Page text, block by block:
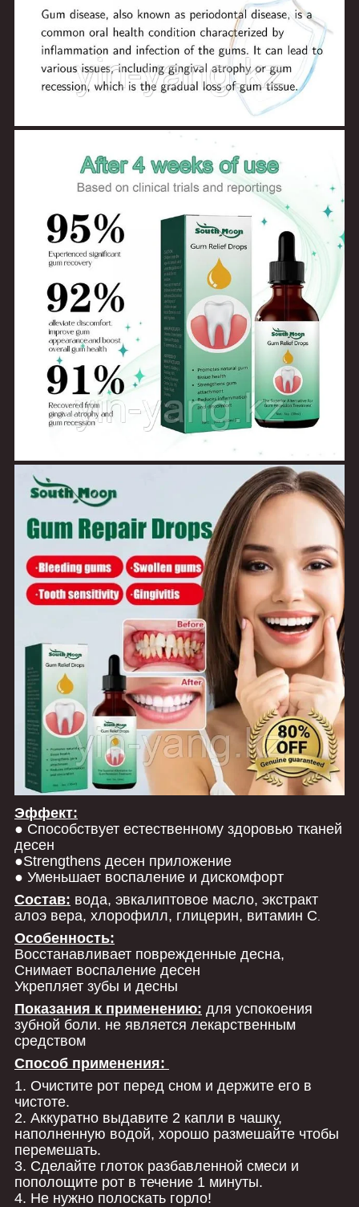
Эффект:
● Способствует естественному здоровью тканей
десен
●Strengthens десен приложение
● Уменьшает воспаление и дискомфорт
Состав: вода, эвкалиптовое масло, экстракт
алоэ вера, хлорофилл, глицерин, витамин С
Особенность:
Восстанавливает поврежденные десна,
Снимает воспаление десен
Укрепляет зубы и десны
Показания к применению: для успокоения
зубной боли. не является лекарственным
средством
Способ применения:
1. Очистите рот перед сном и держите его в
чистоте.
2. Аккуратно выдавите 2 капли в чашку,
наполненную водой, хорошо размешайте чтобы
перемешать.
3. Сделайте глоток разбавленной смеси и
пополощите рот в течение 1 минуты.
4. Не нужно полоскать горло!